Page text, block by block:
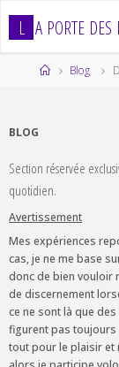
L A PORTE DES
HomeBlog
BLOG
Section réservée
quotidien.
Avertissement
Mes expériences
cas, je ne me base
donc de bien vouloir
de discernement
ce ne sont là que
figurent pas toujours
tout pour le plaisir et